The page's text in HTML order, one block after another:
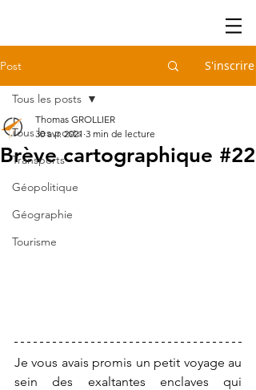
Post S'inscrire
Tous les posts
Transports
Géopolitique
Géographie
Tourisme
Tous les posts
Brève cartographique #22
Thomas GROLLIER
30 avr. 2021 3 min de lecture
Je vous avais promis un petit voyage au
sein des exaltantes enclaves qui